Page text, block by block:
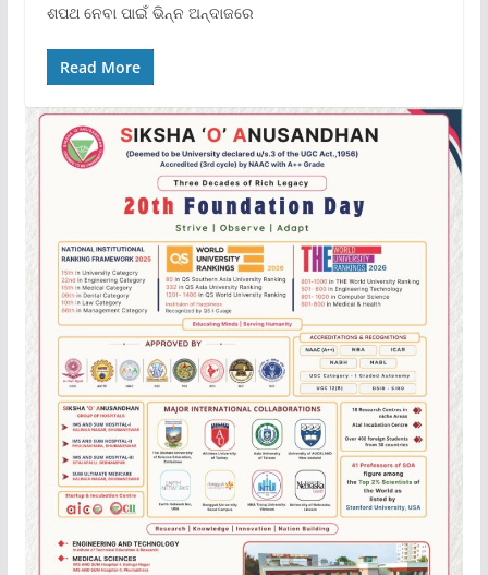
ଶପଥ ନେବା ପାଇଁ ଭିନ୍ନ ଅନ୍ଦାଜରେ
Read More